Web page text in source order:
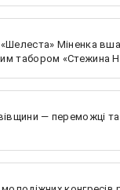
Міненка
табором «Стежина
— переможці